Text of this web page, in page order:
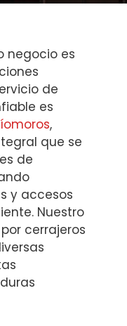
negocio es
de
es
,
que se
de
y accesos
Nuestro
cerrajeros